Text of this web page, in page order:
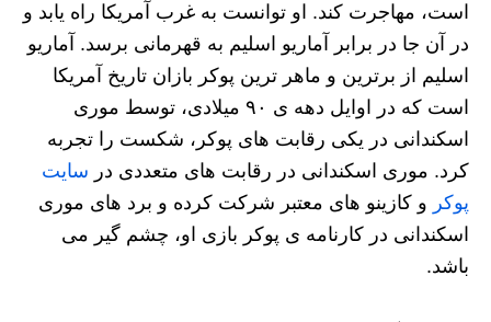
است، مهاجرت کند. او توانست به غرب آمریکا راه یابد و
در آن جا در برابر آماریو اسلیم به قهرمانی برسد. آماریو
اسلیم از برترین و ماهر ترین پوکر بازان تاریخ آمریکا
است که در اوایل دهه ی ۹۰ میلادی، توسط موری
اسکندانی در یکی رقابت های پوکر، شکست را تجربه
کرد. موری اسکندانی در رقابت های متعددی در سایت
پوکر و کازینو های معتبر شرکت کرده و برد های موری
اسکندانی در کارنامه ی پوکر بازی او، چشم گیر می
باشد.